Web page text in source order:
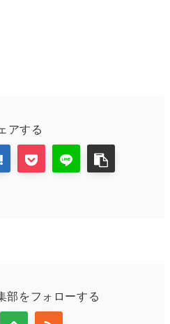
アする
部をフォローする